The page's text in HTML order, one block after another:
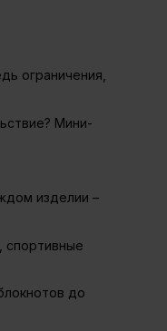
ограничения,
Мини-
изделии –
спортивные
до